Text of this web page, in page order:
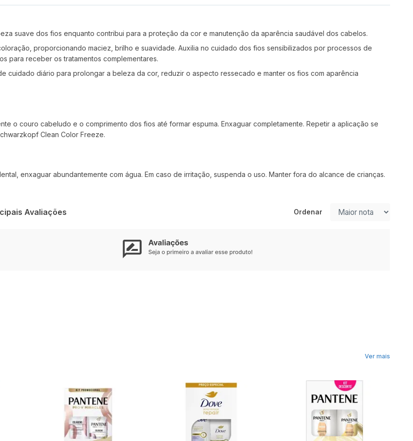
suave dos fios enquanto contribui para a proteção da cor e manutenção da aparência saudável dos cabelos.
proporcionando maciez, brilho e suavidade. Auxilia no cuidado dos fios sensibilizados por processos de
para receber os tratamentos complementares.
cuidado diário para prolongar a beleza da cor, reduzir o aspecto ressecado e manter os fios com aparência
o couro cabeludo e o comprimento dos fios até formar espuma. Enxaguar completamente. Repetir a aplicação se
Clean Color Freeze.
enxaguar abundantemente com água. Em caso de irritação, suspenda o uso. Manter fora do alcance de crianças.
Avaliações Ordenar
Ver mais